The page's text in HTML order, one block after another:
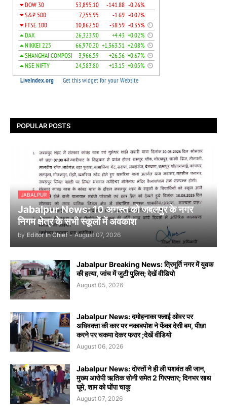
POPULAR POSTS
JABALPUR
Jabalpur News: 10 अगस्त को जबलपुर के नगर
निगम क्षेत्र के सभी स्कूलों में अवकाश
by Editor In Chief - August 07, 2026
Jabalpur Breaking News: त्रिमूर्ति नगर में युवक
की हत्या, जांच में जुटी पुलिस; देखें वीडियो
August 05, 2026
Jabalpur News: दमोहनाका फ्लाई ओवर पर
अधिवक्ता की कार पर नकाबपोश ने फेंका देसी बम, पीछा
करने पर चकमा देकर फरार ;देखें वीडियो
August 06, 2026
Jabalpur News: दोस्तों ने ही ली यशवंत की जान,
मुख्य आरोपी ऋतिक सोनी समेत 2 गिरफ्तार; दिनभर साथ
घूमे, शाम को घोंपा चाकू
August 07, 2026